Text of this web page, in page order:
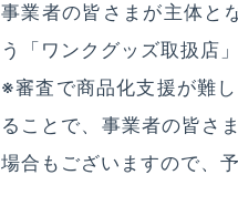
事業者の皆さまが主体と
う「ワンクグッズ取扱店
※審査で商品化支援が難
ることで、事業者の皆さ
場合もございますので、